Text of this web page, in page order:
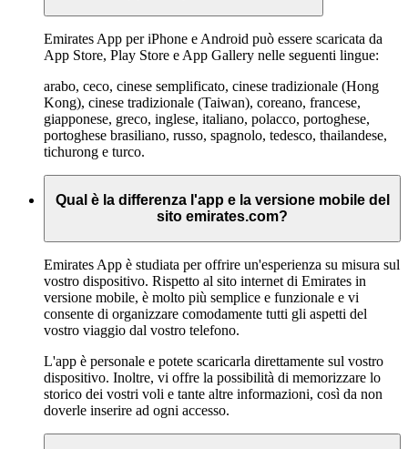
Emirates App per iPhone e Android può essere scaricata da
App Store, Play Store e App Gallery nelle seguenti lingue:
arabo, ceco, cinese semplificato, cinese tradizionale (Hong
Kong), cinese tradizionale (Taiwan), coreano, francese,
giapponese, greco, inglese, italiano, polacco, portoghese,
portoghese brasiliano, russo, spagnolo, tedesco, thailandese,
tichurong e turco.
Qual è la differenza l'app e la versione mobile del
sito emirates.com?
Emirates App è studiata per offrire un'esperienza su misura sul
vostro dispositivo. Rispetto al sito internet di Emirates in
versione mobile, è molto più semplice e funzionale e vi
consente di organizzare comodamente tutti gli aspetti del
vostro viaggio dal vostro telefono.
L'app è personale e potete scaricarla direttamente sul vostro
dispositivo. Inoltre, vi offre la possibilità di memorizzare lo
storico dei vostri voli e tante altre informazioni, così da non
doverle inserire ad ogni accesso.